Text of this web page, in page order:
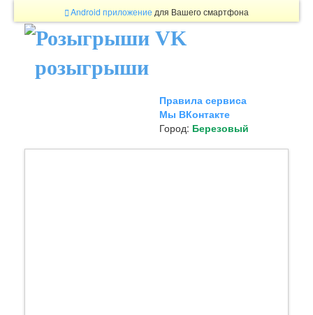
Android приложение для Вашего смартфона
розыгрыши
Правила сервиса
Мы ВКонтакте
Город: Березовый